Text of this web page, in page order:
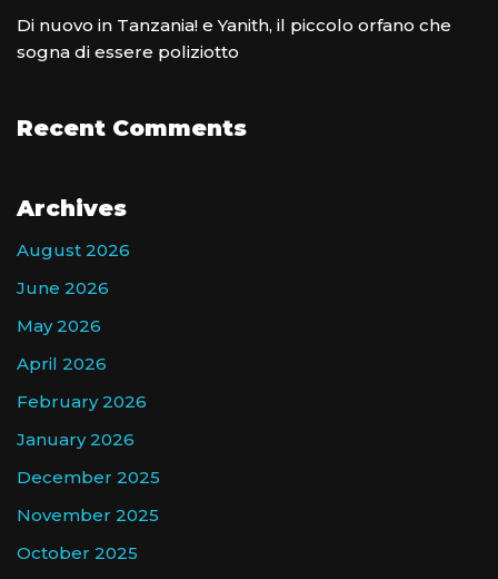
Di nuovo in Tanzania! e Yanith, il piccolo orfano che
sogna di essere poliziotto
Recent Comments
Archives
August 2026
June 2026
May 2026
April 2026
February 2026
January 2026
December 2025
November 2025
October 2025